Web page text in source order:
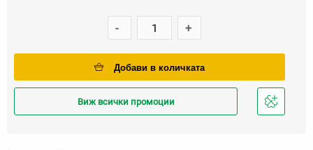
- +
Добави в количката
Виж всички промоции
Добави